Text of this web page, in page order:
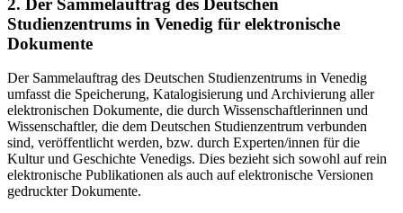
Studienzentrums in Venedig für elektronische
Dokumente
Der Sammelauftrag des Deutschen Studienzentrums in Venedig
umfasst die Speicherung, Katalogisierung und Archivierung aller
elektronischen Dokumente, die durch Wissenschaftlerinnen und
Wissenschaftler, die dem Deutschen Studienzentrum verbunden
sind, veröffentlicht werden, bzw. durch Experten/innen für die
Kultur und Geschichte Venedigs. Dies bezieht sich sowohl auf rein
elektronische Publikationen als auch auf elektronische Versionen
gedruckter Dokumente.